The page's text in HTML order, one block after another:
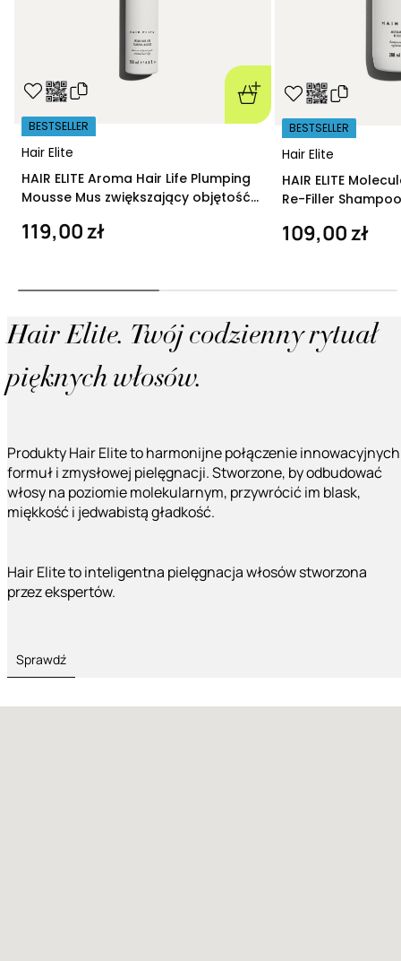
Hair Elite
BESTSELLER
HAIR ELITE Aroma Hair Life Plumping
Mousse Mus zwiększający objętość
119,00 zł
Hair Elite
BESTSELLER
HAIR ELITE
Re-Filler
109,00 zł
Hair Elite. Twój codzienny rytuał
pięknych włosów.
Produkty Hair Elite to harmonijne połączenie innowacyjnych
formuł i zmysłowej pielęgnacji. Stworzone, by odbudować
włosy na poziomie molekularnym, przywrócić im blask,
miękkość i jedwabistą gładkość.
Hair Elite to inteligentna pielęgnacja włosów stworzona
przez ekspertów.
Sprawdź